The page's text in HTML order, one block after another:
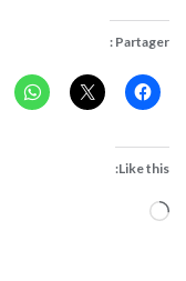
Partager :
Like this: